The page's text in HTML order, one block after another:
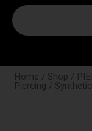
Home / Shop /
Piercing / Synthetic